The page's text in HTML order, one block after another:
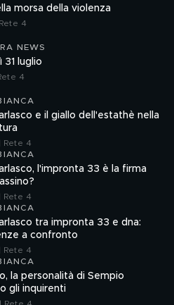
morsa della violenza
4
NEWS
31 luglio
4
e il giallo dell'estathè nella
Rete 4
l'impronta 33 è la firma
Rete 4
tra impronta 33 e dna:
a confronto
Rete 4
la personalità di Sempio
gli inquirenti